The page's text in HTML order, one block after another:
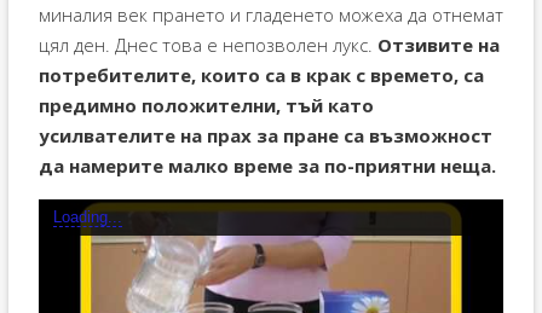
миналия век прането и гладенето можеха да отнемат
цял ​​ден. Днес това е непозволен лукс. Отзивите на
потребителите, които са в крак с времето, са
предимно положителни, тъй като
усилвателите на прах за пране са възможност
да намерите малко време за по-приятни неща.
Loading...